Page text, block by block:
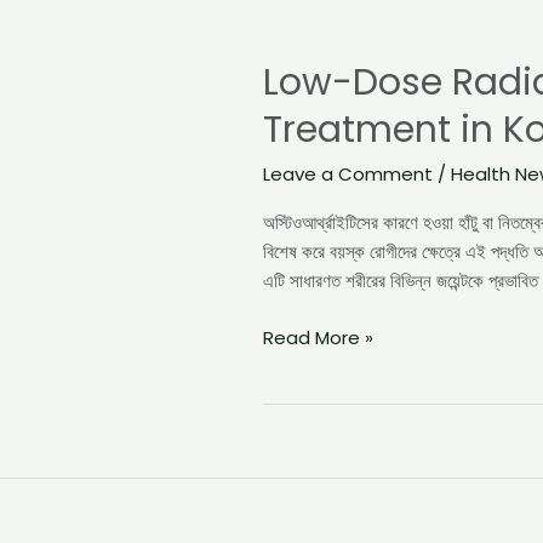
Low-Dose
Treatment in
Leave a Comment / Health
অস্টিওআর্থ্রাইটিসের কারণে হওয়া হাঁটু বা
বিশেষ করে বয়স্ক রোগীদের ক্ষেত্রে এই পদ্ধতি
এটি সাধারণত শরীরের বিভিন্ন জয়েন্টকে
Radiation
Therapy
|
Osteoarthritis
Treatment
Kolkata
Read More »